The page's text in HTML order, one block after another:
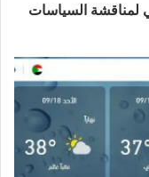
لمناقشة السياسات